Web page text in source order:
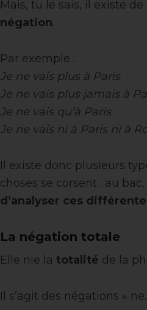
Mais, tu le sais, il existe de
négation.
Par exemple :
Je ne vais plus à Paris
Je ne vais plus jamais à
Je ne vais qu’à Paris
Je ne vais ni à Paris ni à
Il existe donc plusieurs
choses se corsent : au
d’analyser ces
La négation totale
Elle nie la totalité de la
Il s’agit des négations «